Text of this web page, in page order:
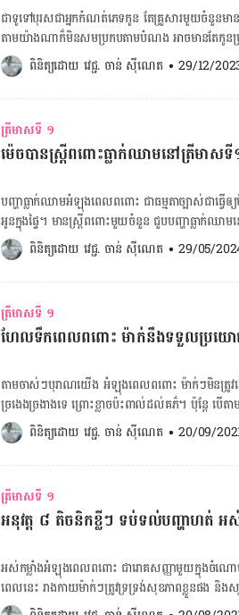
មាត់ធ្មេញ ការដុសធ្មេញ ទាក់ធ្មេញ និងសម្អាតអណ្តា
បន្សាប​រសជាតិចម្លែកៗក្នុងមាត់។ ៤. ខ្ពុរមាត់ជាមួយទឹ
១ថ្ងៃដើម្បីបន្សាបកម្រិត​ pH នៅក្នុងមាត់។ ម៉ាក់ៗ​អាច
១ពែង។ ៥. ញុំាទឹកឱ្យបានច្រើន ការញុំាទឹកជួយរក្សាមា
រសជាតិកាន់តែធ្ងន់ធ្ងរ ម៉ាក់ៗអាចសាកសួរពេទ្យ និងស្នើឱ្យ
ទំពារស្ករកៅស៊ូរសជាតិជីរអង្កាមគ្មានជាតិស្ករ ការទំពារស្
ជំរុញការ​ផលិតទឹកមាត់។ ការផ្លាស់ប្តូររសជាតិអាហារពេល
បានតិច​ ប៉ុន្តែម៉ាក់ៗត្រូវខំញុំា​ឱ្យបានច្រើនតាមដែលអាច
បញ្ហា​នេះ​នឹងបាត់​ទៅវិញនៅត្រីមាសទី២ នៅពេលកម្រិតអ័រ
ជាទូទៅបុរសជាអ្នកកំណត់ភេទកូន តែគ្រួសារមួយចំនួន
តាមយ៉ាងណា​ក៏​មិន​សម​ប្រកបតាមបំណង អាច​មានតែកូនប្
ធ្វើឱ្យគ្រួសារខ្លះមានតែកូនប្រុស ឬកូនស្រីបែបនេះ? ក្នុងចំណោមក្រូម៉ូសូមចំនួន ៤៦ ដែលបង្កើតហ្សែនរបស់ទារក
មានតែក្រូម៉ូសូមភេទ​ពីរទេដែល​កំណត់​ភេទរបស់ទារកដ
ស៊ុតត្រៀមបង្ក​កំណើតរបស់ម៉ាក់ ។ ម៉ាក់មានក្រូម៉ូសូមភ
Y មួយ (XY)។ ចង់គណនាថ្ងៃសម្រាលកូន ចុចទីនេះ! ចង់គណនាទម្ងន់ស្រ្តីពពោះ ចុចទីនេះ! ចង់គណនាថ្ងៃមេ
ជីវិតញីទុំធ្លាក់ ចុចទីនេះ! ចង់ដឹងអត្ថន័យពណ៌ និងរូបរាងលាមកទារក ចុចទីនេះ! ស៊ុ
មានក្រូម៉ូសូមភេទ X មួយ ឯមេជីវិតឈ្មោល​របស់ប៉ា​អាច
XX (ភេទស្រី)។ បើមេជីវិតឈ្មោលរបស់ប៉ាមានក្រូម៉ូសូ
ទារកមានក្រូម៉ូសូមភេទ XY (ភេទប្រុស)។ សាស្រ្តាចារ្យ Corry Gellatly អ្នកស្រាវជ្រាវវិទ្យាសាស្ត្រនៅ
សាកលវិទ្យាល័យ Newcastle បានលើកឡើងថា បុរស
ពិនិត្យដោយ វេជ្ជ. ចាន់ ស៊ីណេត • 29/12/
ត្រីមាសទី ១
ម៉េចបានស្ត្រីពពោះធ្លាក់ឈាមនៅត្រីមាសទី
បញ្ហា​ធ្លាក់​ឈាម​អំឡុង​ពេល​ពពោះ ជា​ធម្មតា​ច្បាស់​ជា​ធ្វើ​ឲ្
អូន​ក្នុង​ផ្ទៃ។ មាន​ស្ត្រី​ពពោះ​​មួយ​ចំនួន ជួប​បញ្ហា​ធ្លាក់​ឈា
ឡើង​ដោយសារ​អ្វី ឬ​គួរ​ឲ្យ​បារម្ភ​កម្រិត​ណា​នៅ​ឡើយ។ បើ​តាម​ការ​ផ្សព្វ​ផ្សាយ​របស់​មន្ទីរពេទ្យ កាល់ម៉ែត បាន​ឲ្យ​
ដឹង​ថា ក្នុង​ត្រី​មាស​ដំបូង ២០-៣០%​នៃ​គភ៌​សរុប​អាច​ជួប​ប្រ
ស្ត្រី​ចាំ​បាច់​ត្រូវ​ពិនិត្យ និង​តាម​ដាន​ជា​បន្ទាន់។ ផ្ទុយ​ទៅ​
រំខាន​តិច​តួច​ប៉ុណ្ណោះ​ចំពោះ​ម៉ាក់ៗពពោះ និង​គភ៌​ក្នុង​ផ្ទៃ វ
គួប​ផ្សំផ្សេងទៀត (៧០% នៃ​ការ​ធ្លាក់​ឈាម​របស់​ម៉ាក់ៗ គភ៌​អាច​វិវត្ត​ធម្មតា)។ ចង់គ
ទីនេះ! ចង់គណនាទម្ងន់ស្រ្តីពពោះ ចុចទីនេះ! ចង់ដឹងអត្ថន័យពណ៌ និងរូបរាងលាមកទារក ចុចទីនេះ! មូល​ហេតុ​
គភ៌​ក្នុង​ស្បូន (ការ​កាច់​សំបុក) – គំរាម​រលូត ឬ​រលូត – កូ
គួប​ផ្សំ​នៃ​បញ្ហា​ធ្លាក់​ឈាម​នៅ​ត្រី​មាស​ទី១ ឈឺ​ពោះ ឬ​ឈើ​លើ​ថ្ងាស​ផ្នែក​ខាង​ក្រោម​ពោះ កម្រិត​ឈឺ តិច ឬ​ខ្លាំង រួយ​
ចង្កេះ អស់​កម្លាំង ល្ហិតល្ហៃ បាត់បង់ស្មារតី មន្ទីរពេទ្យ កាល់​ម៉ែត បន្ត​ថា ប្រភេទ​នៃ​ការ​ធ្លាក់ឈាម​នៅ​ត្រី​មាស​ទី១​
មាន ៣ ដូចជា ការ​ធ្លាក់​រម្អិល​​ឈាម​ក្រហម ឬ​ក្រ​ម៉ៅ ការ​
ពិនិត្យដោយ វេជ្ជ. ចាន់ ស៊ីណេត • 29/05/
ត្រីមាសទី ១
ហែលទឹកពេលពពោះ ម៉ាក់នឹងទទួលប្រយ
តាម​ចាស់ៗ​បុរាណ​យើង អំឡុង​ពេល​ពពោះ ម៉ាក់ៗ​មិន​ត្រូវ​ធ្
ច្រងេងច្រងាង​ទេ ព្រោះ​ខ្លាច​ប៉ះ​ពាល់​ដល់​គភ៌។ ប៉ុន្តែ ប
ឲ្យ​ទៀង​ទាត់ ដើម្បី​សុខភាព​ខ្លួន និង​កូន​ក្នុង​ផ្ទៃ ហើយ​បើ​
ប្រយោជន៍​ច្រើន។ ហែល​ទឹក​ពេល​ពពោះ​មាន​សុវត្ថិភាព ឬ​អត់
គភ៌​ហើយ តែ​ការ​ហែល​ទឹក​មិន​បង្ក​ជា​គ្រោះ​ថ្នាក់​ណា​មួយ​គួ
សុវត្ថិភាព ​ម៉ាក់​ៗ​អាច​ជ្រើស​វា​ជា​ទម្លាប់​ហាត់​ប្រាណ​បា
ផ្នែក​សម្ភព រោគ​ស្ត្រី និង​វិបត្តិ​គ្មាន​កូន ពន្យល់​ថា ហែល​
ហានិភ័យ​ដូច​ជា​ការ​ដួល ឬ​របួស​ដែល​អាច​គំរាមកំហែង​ដល់​
និង​ការពារ​ឡើង​កម្ដៅ កាត់​បន្ថយ​សម្ពាធ​ក្បាល​ពពោះ និ
ធ្វើ​ឲ្យ​ចរន្ត​ឈាម​ប្រសើរ​ឡើង បំបាត់​អាការៈ​ហើមដៃ
ពោះ ទប់ស្កាត់កើតជំងឺ ចន្លោះសាច់ដុំពោះចំហ សម្រួល​អ
ពិនិត្យដោយ វេជ្ជ. ចាន់ ស៊ីណេត • 20/09/
ត្រីមាសទី ១
អនុវត្ត ៨ តិចនិកខ្លីៗ ទប់ទល់បញ្ហាហត់ អ
អស់​កម្លាំង​អំឡុង​ពេល​ពពោះ ជា​រោគ​សញ្ញា​មួយ​ក្នុង​ចំណោម​
ពេល​នេះ រាងកាយ​ម៉ាក់​ៗ​ត្រូវ​ទ្រទ្រង់​សុខភាព​ខ្លួន​ផង និង​
ផ្ដល់​ថាមពល​ដល់​រាងកាយ​វិញ​ដោយ​អនុវត្ត​គន្លឹះ​សាមញ្ញ​ទាំ